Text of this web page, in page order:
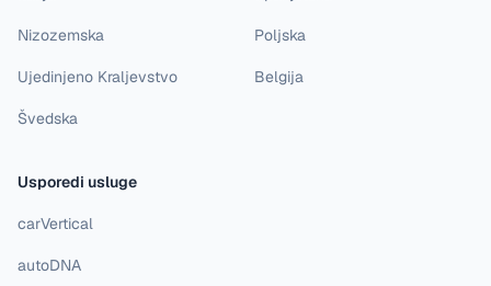
Nizozemska Poljska
Ujedinjeno Kraljevstvo Belgija
Švedska
Usporedi usluge
carVertical
autoDNA